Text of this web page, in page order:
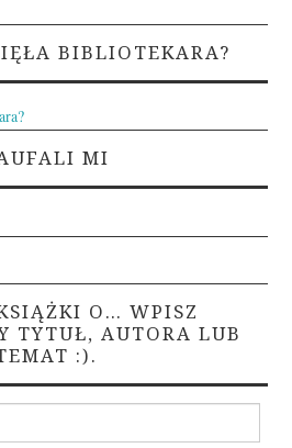
BIBLIOTEKARA?
MI
O… WPISZ
TYTUŁ, AUTORA LUB
:).